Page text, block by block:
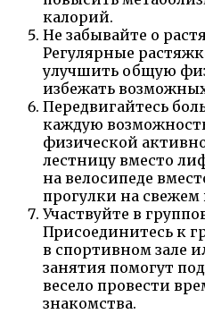
калорий.
Не забывайте о
Регулярные
улучшить общую
избежать
Передвигайтесь
каждую
физической
лестницу вместо
на велосипеде
прогулки на свежем
Участвуйте в
Присоединитесь к
в спортивном зале
занятия помогут
весело провести
знакомства.